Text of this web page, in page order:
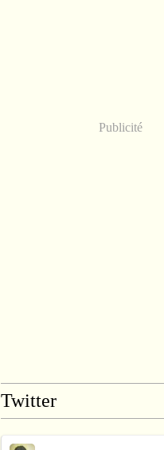
Publicité
Twitter